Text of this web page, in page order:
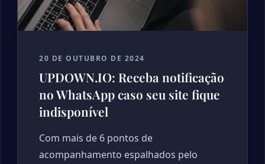
20 DE OUTUBRO DE 2024
UPDOWN.IO: Receba notificação
no WhatsApp caso seu site fique
indisponível
Com mais de 6 pontos de
acompanhamento espalhados pelo